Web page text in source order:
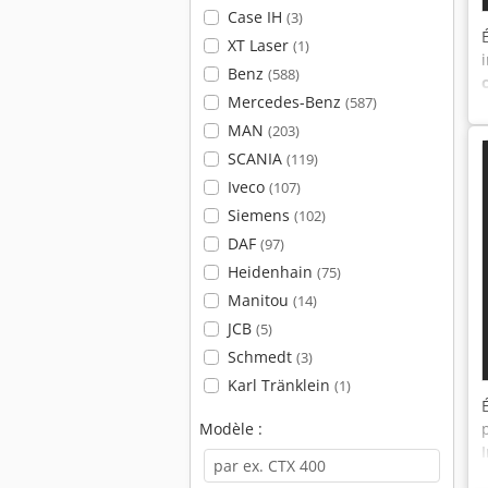
Case IH (3)
XT Laser (1)
Benz (588)
Mercedes-Benz (587)
MAN (203)
SCANIA (119)
Iveco (107)
Siemens (102)
DAF (97)
Heidenhain (75)
Manitou (14)
JCB (5)
Schmedt (3)
Karl Tränklein (1)
Modèle :